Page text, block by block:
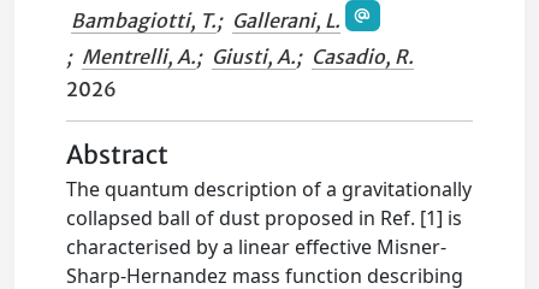
Bambagiotti, T.; Gallerani, L.
; Mentrelli, A.; Giusti, A.; Casadio, R.
2026
Abstract
The quantum description of a gravitationally
collapsed ball of dust proposed in Ref. [1] is
characterised by a linear effective Misner-
Sharp-Hernandez mass function describing